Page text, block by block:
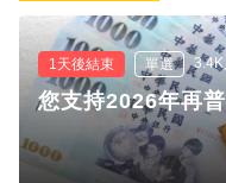
1天後結束 單選
您支持2026年再